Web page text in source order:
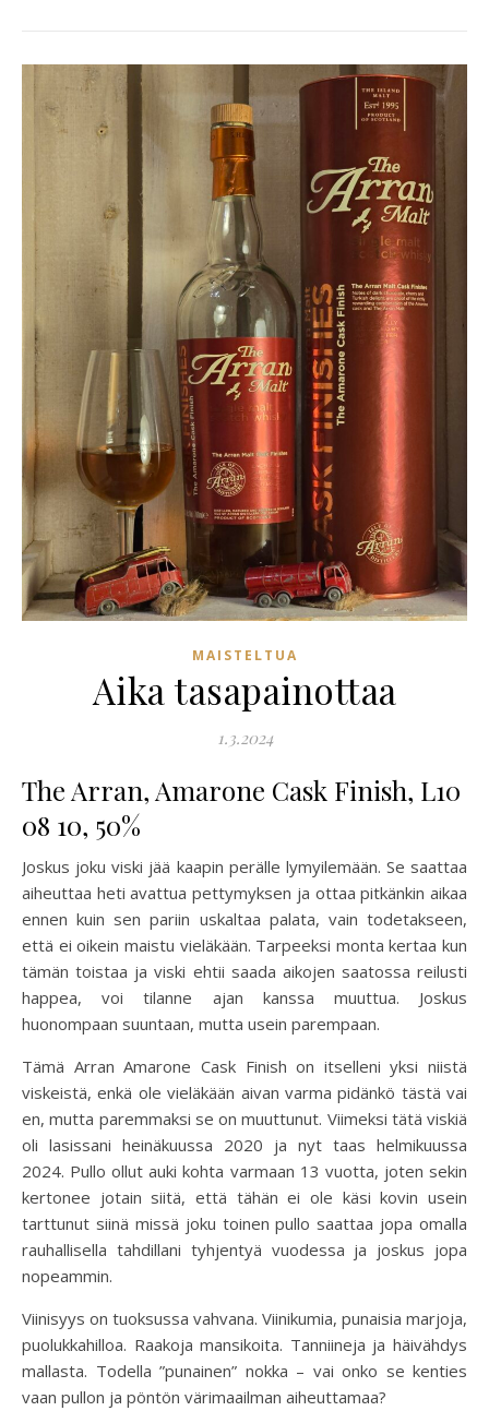
MAISTELTUA
Aika tasapainottaa
1.3.2024
The Arran, Amarone Cask Finish, L10
08 10, 50%
Joskus joku viski jää kaapin perälle lymyilemään. Se saattaa
aiheuttaa heti avattua pettymyksen ja ottaa pitkänkin aikaa
ennen kuin sen pariin uskaltaa palata, vain todetakseen,
että ei oikein maistu vieläkään. Tarpeeksi monta kertaa kun
tämän toistaa ja viski ehtii saada aikojen saatossa reilusti
happea, voi tilanne ajan kanssa muuttua. Joskus
huonompaan suuntaan, mutta usein parempaan.
Tämä Arran Amarone Cask Finish on itselleni yksi niistä
viskeistä, enkä ole vieläkään aivan varma pidänkö tästä vai
en, mutta paremmaksi se on muuttunut. Viimeksi tätä viskiä
oli lasissani heinäkuussa 2020 ja nyt taas helmikuussa
2024. Pullo ollut auki kohta varmaan 13 vuotta, joten sekin
kertonee jotain siitä, että tähän ei ole käsi kovin usein
tarttunut siinä missä joku toinen pullo saattaa jopa omalla
rauhallisella tahdillani tyhjentyä vuodessa ja joskus jopa
nopeammin.
Viinisyys on tuoksussa vahvana. Viinikumia, punaisia marjoja,
puolukkahilloa. Raakoja mansikoita. Tanniineja ja häivähdys
mallasta. Todella ”punainen” nokka – vai onko se kenties
vaan pullon ja pöntön värimaailman aiheuttamaa?